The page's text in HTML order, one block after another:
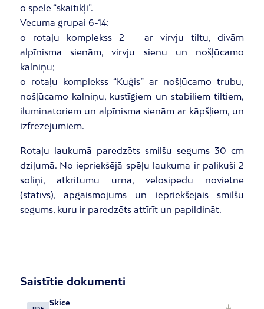
o spēle “skaitīkļi”.
Vecuma grupai 6-14:
o rotaļu komplekss 2 – ar virvju tiltu, divām
alpīnisma sienām, virvju sienu un nošļūcamo
kalniņu;
o rotaļu komplekss “Kuģis” ar nošļūcamo trubu,
nošļūcamo kalniņu, kustīgiem un stabiliem tiltiem,
iluminatoriem un alpīnisma sienām ar kāpšļiem, un
izfrēzējumiem.
Rotaļu laukumā paredzēts smilšu segums 30 cm
dziļumā. No iepriekšējā spēļu laukuma ir palikuši 2
soliņi, atkritumu urna, velosipēdu novietne
(statīvs), apgaismojums un iepriekšējais smilšu
segums, kuru ir paredzēts attīrīt un papildināt.
Saistītie dokumenti
Skice